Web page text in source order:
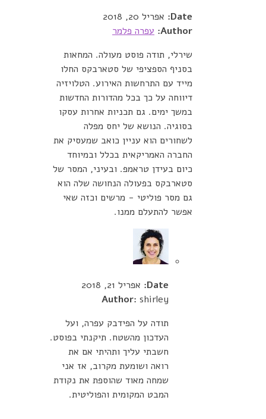
Date: אפריל 20, 2018
Author: עפרה פלמר
שירלי, תודה פוסט מעולה. המחאות
בסניף הספציפי של סטארבקס החלו
מייד עם התרחשות האירוע. הטלויזיה
דיווחה על כך בכל מהדורות החדשות
במשך ימים. גם תכניות אחרות עסקו
בסוגיה. הנושא של יחס מפלה
לשחורים הוא עניין כואב שמעסיק את
החברה האמריקאית בכלל ובמיוחד
כיום בעידן טראמפ. ובעיני, המסר של
סטארבקס בפעולה הנחושה שלה הוא
גם מסר פוליטי - מרשים וכזה שאי
אפשר להתעלם ממנו.
Date: אפריל 21, 2018
Author: shirley
תודה על הפידבק עפרה, ועל
העדכון מהשטח. תיקנתי בפוסט.
חשבתי עליך ותהיתי אם את
רואה ושומעת מקרוב, אז אני
שמחה מאוד שהוספת את נקודת
המבט המקומית והפוליטית.